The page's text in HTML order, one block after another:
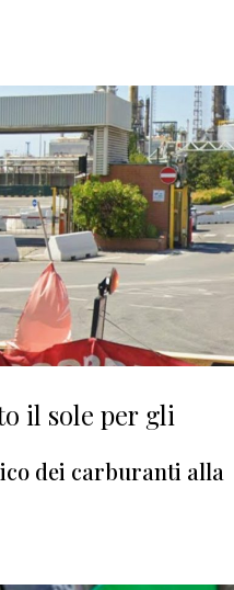
il sole per gli
dei carburanti alla